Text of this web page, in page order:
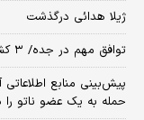
ژیلا هدائی درگذشت
توافق مهم در جده/ ۳ کشور منطقه توافقنامه نظامی امضا می‌کنند
پیش‌بینی منابع
حمله به یک عضو ناتو را